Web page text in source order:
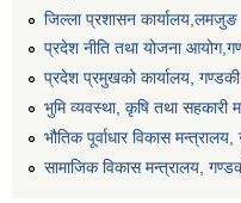
जिल्ला प्रशासन कार्यालय,लमजुङ
प्रदेश नीति तथा योजना
प्रदेश प्रमुखको कार्यालय,
भुमि व्यवस्था, कृषि तथा सहकारी
भौतिक पूर्वाधार विकास
सामाजिक विकास मन्त्रालय,